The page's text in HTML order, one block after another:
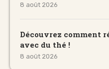
8 août 2026
Découvrez comment
avec du thé !
8 août 2026